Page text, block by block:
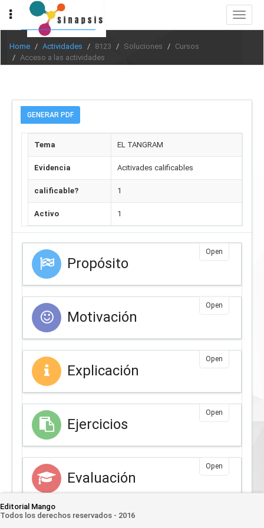
Toggle
Home Actividades 8123 Soluciones
Cursos
Acceso a las actividades
GENERAR PDF
Tema EL TANGRAM
Evidencia Acitivades calificables
calificable? 1
Activo 1
Propósito
Open
Motivación
Open
Explicación
Open
Ejercicios
Open
Evaluación
Open
Editorial Mango
Todos los derechos reservados - 2016